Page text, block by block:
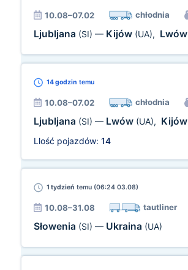
10.08–07.02 chłodnia
Ljubljana (SI) — Kijów (UA), Lwów
14 godzin temu
10.08–07.02 chłodnia
Ljubljana (SI) — Lwów (UA), Kijów
Llość pojazdów: 14
1 tydzień temu (06:24 03.08)
10.08–31.08 tautliner
Słowenia (SI) — Ukraina (UA)